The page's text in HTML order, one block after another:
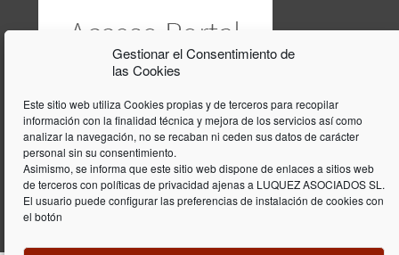
Gestionar el Consentimiento de
las Cookies
Este sitio web utiliza Cookies propias y de terceros para recopilar
información con la finalidad técnica y mejora de los servicios así como
analizar la navegación, no se recaban ni ceden sus datos de carácter
personal sin su consentimiento.
Asimismo, se informa que este sitio web dispone de enlaces a sitios web
de terceros con políticas de privacidad ajenas a LUQUEZ ASOCIADOS SL.
El usuario puede configurar las preferencias de instalación de cookies con
el botón